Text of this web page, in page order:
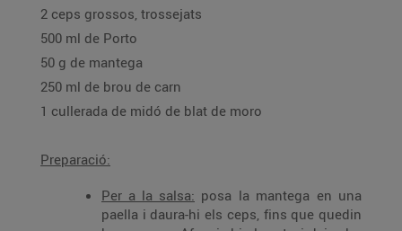
2 ceps grossos, trossejats
500 ml de Porto
50 g de mantega
250 ml de brou de carn
1 cullerada de midó de blat de moro
Preparació:
Per a la salsa: posa la mantega en una
paella i daura-hi els ceps, fins que quedin